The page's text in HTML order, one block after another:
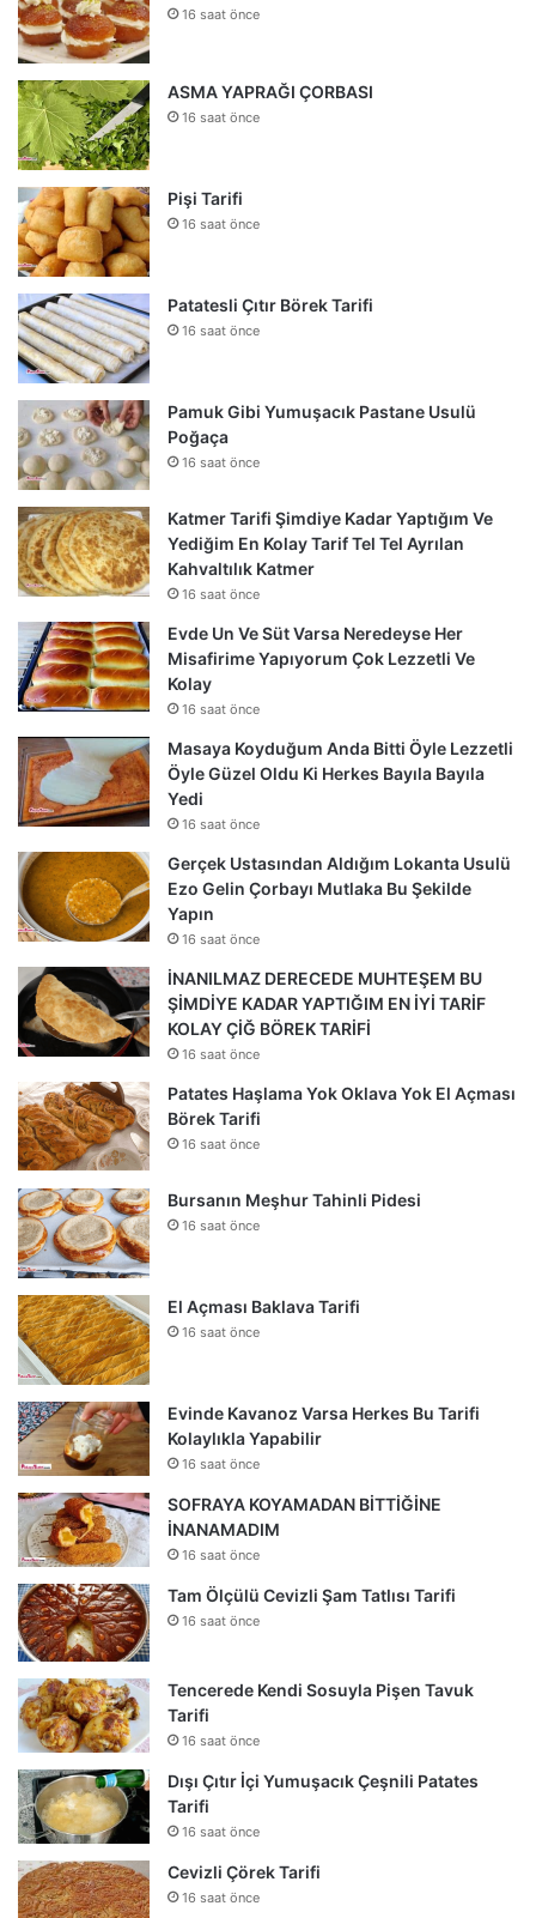
16 saat önce
ASMA YAPRAĞI ÇORBASI
16 saat önce
Pişi Tarifi
16 saat önce
Patatesli Çıtır Börek Tarifi
16 saat önce
Pamuk Gibi Yumuşacık Pastane Usulü
Poğaça
16 saat önce
Katmer Tarifi Şimdiye Kadar Yaptığım Ve
Yediğim En Kolay Tarif Tel Tel Ayrılan
Kahvaltılık Katmer
16 saat önce
Evde Un Ve Süt Varsa Neredeyse Her
Misafirime Yapıyorum Çok Lezzetli Ve
Kolay
16 saat önce
Masaya Koyduğum Anda Bitti Öyle Lezzetli
Öyle Güzel Oldu Ki Herkes Bayıla Bayıla
Yedi
16 saat önce
Gerçek Ustasından Aldığım Lokanta Usulü
Ezo Gelin Çorbayı Mutlaka Bu Şekilde
Yapın
16 saat önce
İNANILMAZ DERECEDE MUHTEŞEM BU
ŞİMDİYE KADAR YAPTIĞIM EN İYİ TARİF
KOLAY ÇİĞ BÖREK TARİFİ
16 saat önce
Patates Haşlama Yok Oklava Yok El Açması
Börek Tarifi
16 saat önce
Bursanın Meşhur Tahinli Pidesi
16 saat önce
El Açması Baklava Tarifi
16 saat önce
Evinde Kavanoz Varsa Herkes Bu Tarifi
Kolaylıkla Yapabilir
16 saat önce
SOFRAYA KOYAMADAN BİTTİĞİNE
İNANAMADIM
16 saat önce
Tam Ölçülü Cevizli Şam Tatlısı Tarifi
16 saat önce
Tencerede Kendi Sosuyla Pişen Tavuk
Tarifi
16 saat önce
Dışı Çıtır İçi Yumuşacık Çeşnili Patates
Tarifi
16 saat önce
Cevizli Çörek Tarifi
16 saat önce